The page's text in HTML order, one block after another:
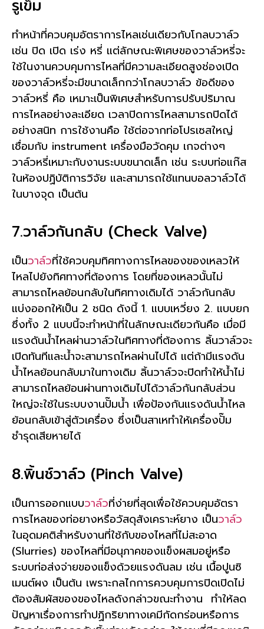
รูเข็ม
ทำหน้าที่ควบคุมอัตราการไหลเช่นเดียวกับโกลบวาล์ว
เช่น ปิด เปิด เร่ง หรี่ แต่ลักษณะพิเศษของวาล์วหรี่จะ
ใช้ในงานควบคุมการไหลที่มีความละเอียดสูงช่องเปิด
ของวาล์วหรี่จะมีขนาดเล็กกว่าโกลบวาล์ว ข้อดีของ
วาล์วหรี่ คือ เหมาะเป็นพิเศษสำหรับการปรับปริมาณ
การไหลอย่างละเอียด เวลาปิดการไหลสามารถปิดได้
อย่างสนิท การใช้งานคือ ใช้ต่อจากท่อโปรเซสใหญ่
เชื่อมกับ instrument เครื่องมือวัดคุม เกจต่างๆ
วาล์วหรี่เหมาะกับงานระบบขนาดเล็ก เช่น ระบบท่อแก๊ส
ในห้องปฏิบัติการวิจัย และสามารถใช้แทนบอลวาล์วได้
ในบางจุด เป็นต้น
7.วาล์วกันกลับ (Check Valve)
เป็นวาล์วที่ใช้ควบคุมทิศทางการไหลของของเหลวให้
ไหลไปยังทิศทางที่ต้องการ โดยที่ของเหลวนั้นไม่
สามารถไหลย้อนกลับในทิศทางเดิมได้ วาล์วกันกลับ
แบ่งออกให้เป็น 2 ชนิด ดังนี้ 1. แบบเหวี่ยง 2. แบบยก
ซึ่งทั้ง 2 แบบนี้จะทำหน้าที่ในลักษณะเดียวกันคือ เมื่อมี
แรงดันน้ำไหลผ่านวาล์วในทิศทางที่ต้องการ ลิ้นวาล์วจะ
เปิดทันทีและน้ำจะสามารถไหลผ่านไปได้ แต่ถ้ามีแรงดัน
น้ำไหลย้อนกลับมาในทางเดิม ลิ้นวาล์วจะปิดทำให้น้ำไม่
สามารถไหลย้อนผ่านทางเดิมไปได้วาล์วกันกลับส่วน
ใหญ่จะใช้ในระบบงานปั๊มน้ำ เพื่อป้องกันแรงดันน้ำไหล
ย้อนกลับเข้าสู่ตัวเครื่อง ซึ่งเป็นสาเหทำให้เครื่องปั๊ม
ชำรุดเสียหายได้
8.พิ้นช์วาล์ว (Pinch Valve)
เป็นการออกแบบวาล์วที่ง่ายที่สุดเพื่อใช้ควบคุมอัตรา
การไหลของท่อยางหรือวัสดุสังเคราะห์ยาง เป็นวาล์ว
ในอุดมคติสำหรับงานที่ใช้กับของไหลที่ไม่สะอาด
(Slurries) ของไหลที่มีอนุภาคของแข็งผสมอยู่หรือ
ระบบท่อส่งจ่ายของแข็งด้วยแรงดันลม เช่น เนื้อปูนซิ
เมนต์ผง เป็นต้น เพราะกลไกการควบคุมการปิดเปิดไม่
ต้องสัมผัสของของไหลดังกล่าวขณะทำงาน ทำให้ลด
ปัญหาเรื่องการทำปฏิกริยาทางเคมีกัดกร่อนหรือการ